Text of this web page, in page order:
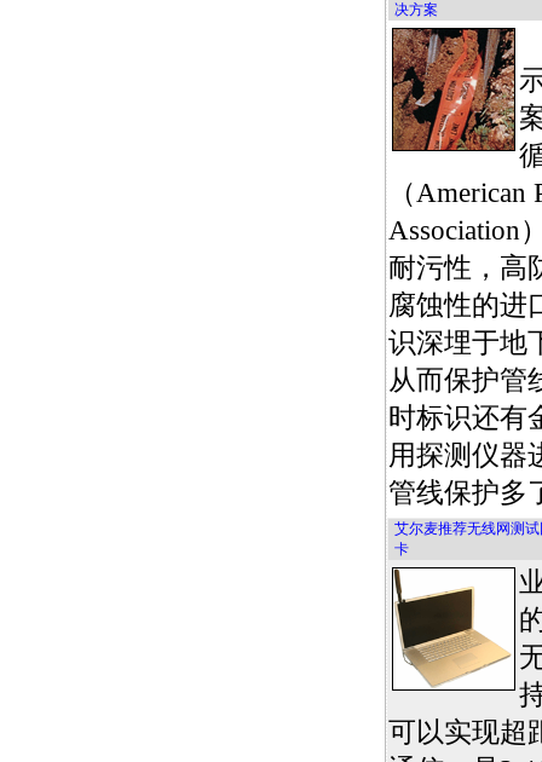
决方案
（American
Association
耐污性，高
腐蚀性的进
识深埋于地
从而保护管
时标识还有
用探测仪器
管线保护多
艾尔麦推荐无线网测
卡
可以实现超